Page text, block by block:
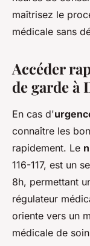
maîtrisez le
médicale sans
Accéder
de garde à
En cas d'
connaître les
rapidement. Le
116-117, est un
8h, permettant
régulateur
oriente vers un
médicale de